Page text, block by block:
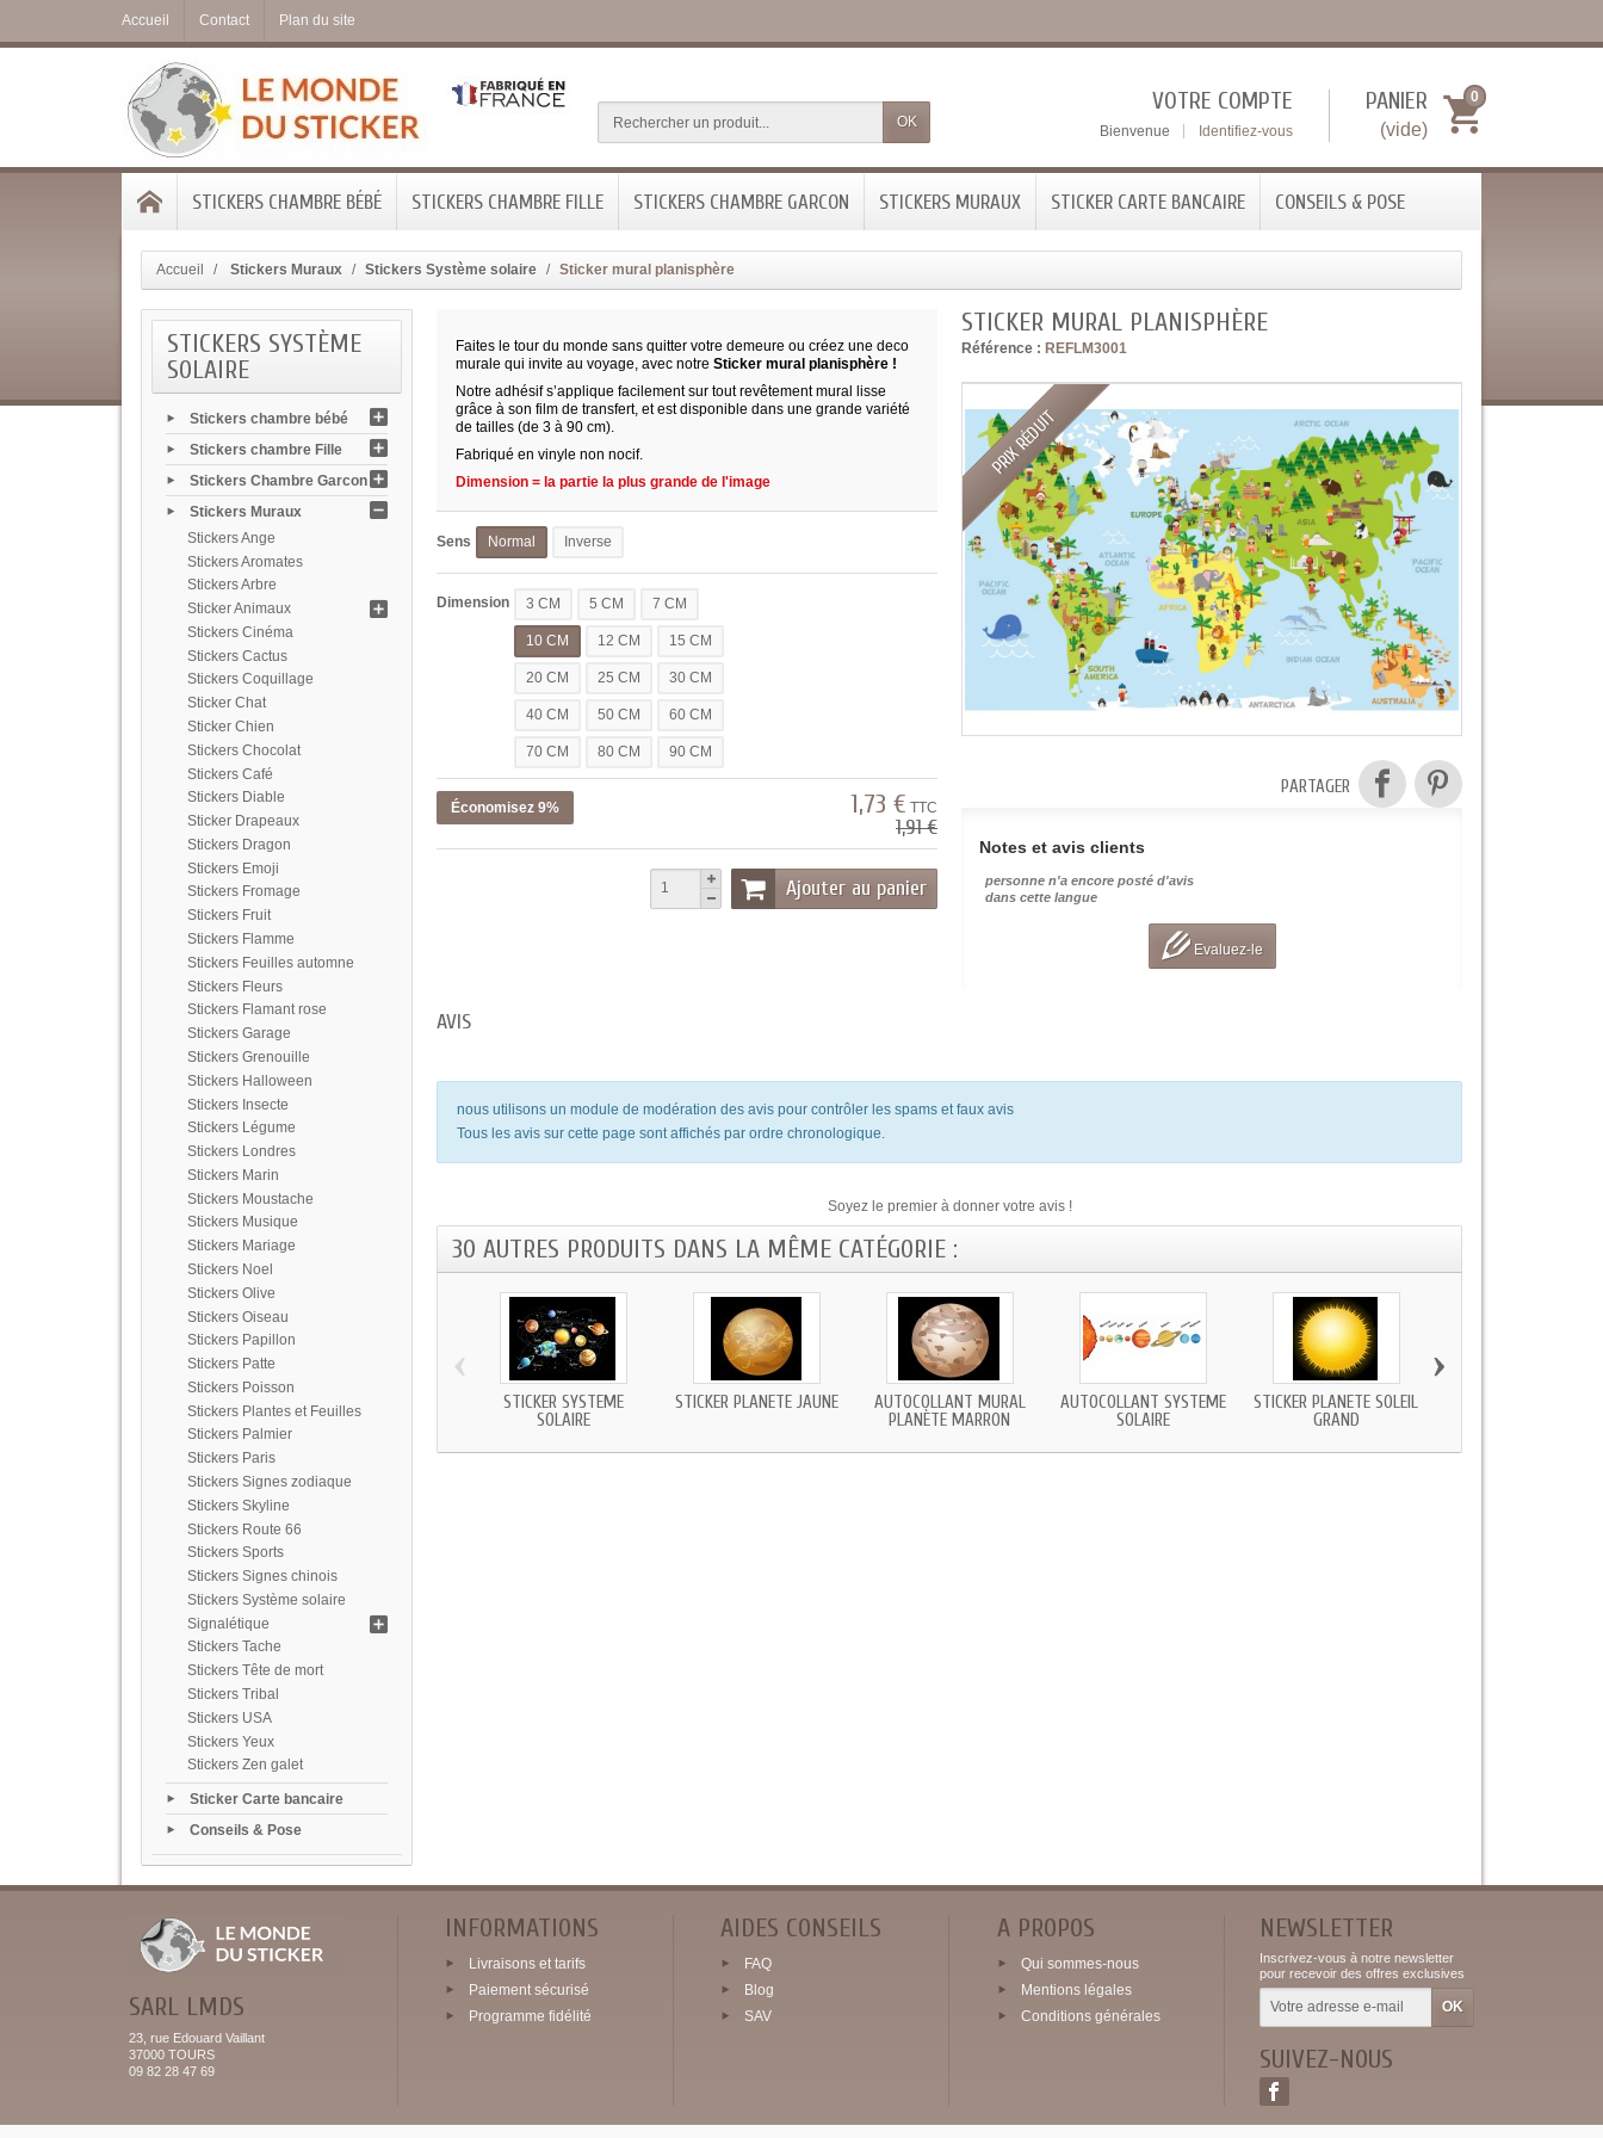
Accueil Contact Plan du site
OK
PANIER
(vide)
0
VOTRE COMPTE
Bienvenue Identifiez-vous
STICKERS CHAMBRE BÉBÉ STICKERS CHAMBRE FILLE STICKERS CHAMBRE GARCON STICKERS MURAUX STICKER CARTE BANCAIRE CONSEILS & POSE
Accueil Stickers Muraux Stickers Système solaire Sticker mural planisphère
STICKERS SYSTÈME
SOLAIRE
Stickers chambre bébé
Stickers chambre Fille
Stickers Chambre Garcon
Stickers Muraux
Stickers Ange
Stickers Aromates
Stickers Arbre
Sticker Animaux
Stickers Cinéma
Stickers Cactus
Stickers Coquillage
Sticker Chat
Sticker Chien
Stickers Chocolat
Stickers Café
Stickers Diable
Sticker Drapeaux
Stickers Dragon
Stickers Emoji
Stickers Fromage
Stickers Fruit
Stickers Flamme
Stickers Feuilles automne
Stickers Fleurs
Stickers Flamant rose
Stickers Garage
Stickers Grenouille
Stickers Halloween
Stickers Insecte
Stickers Légume
Stickers Londres
Stickers Marin
Stickers Moustache
Stickers Musique
Stickers Mariage
Stickers Noel
Stickers Olive
Stickers Oiseau
Stickers Papillon
Stickers Patte
Stickers Poisson
Stickers Plantes et Feuilles
Stickers Palmier
Stickers Paris
Stickers Signes zodiaque
Stickers Skyline
Stickers Route 66
Stickers Sports
Stickers Signes chinois
Stickers Système solaire
Signalétique
Stickers Tache
Stickers Tête de mort
Stickers Tribal
Stickers USA
Stickers Yeux
Stickers Zen galet
Sticker Carte bancaire
Conseils & Pose
STICKER MURAL PLANISPHÈRE
Référence : REFLM3001
PRIX RÉDUIT
PARTAGER
Notes et avis clients
personne n'a encore posté d'avis
dans cette langue
Evaluez-le
Faites le tour du monde sans quitter votre demeure ou créez une deco
murale qui invite au voyage, avec notreSticker mural planisphère !
Notre adhésif s’applique facilement sur tout revêtement mural lisse
grâce à son film de transfert, et est disponible dans une grande variété
de tailles (de 3 à 90 cm).
Fabriqué en vinyle non nocif.
Dimension = la partie la plus grande de l'image
Sens Normal Inverse
Dimension 3 CM 5 CM 7 CM
10 CM 12 CM 15 CM
20 CM 25 CM 30 CM
40 CM 50 CM 60 CM
70 CM 80 CM 90 CM
Économisez 9% 1,73 € TTC
1,91 €
Ajouter au panier
AVIS
nous utilisons un module de modération des avis pour contrôler les spams et faux avis
Tous les avis sur cette page sont affichés par ordre chronologique.
Soyez le premier à donner votre avis !
30 AUTRES PRODUITS DANS LA MÊME CATÉGORIE :
STICKER SYSTÈME
SOLAIRE
STICKER PLANÈTE JAUNE
AUTOCOLLANT MURAL
PLANÈTE MARRON
AUTOCOLLANT SYSTEME
SOLAIRE
STICKER PLANÈTE SOLEIL
GRAND
‹ ›
SARL LMDS
23, rue Edouard Vaillant
37000 TOURS
09 82 28 47 69
INFORMATIONS
Livraisons et tarifs
Paiement sécurisé
Programme fidélité
AIDES CONSEILS
FAQ
Blog
SAV
A PROPOS
Qui sommes-nous
Mentions légales
Conditions générales
NEWSLETTER
Inscrivez-vous à notre newsletter
pour recevoir des offres exclusives
SUIVEZ-NOUS